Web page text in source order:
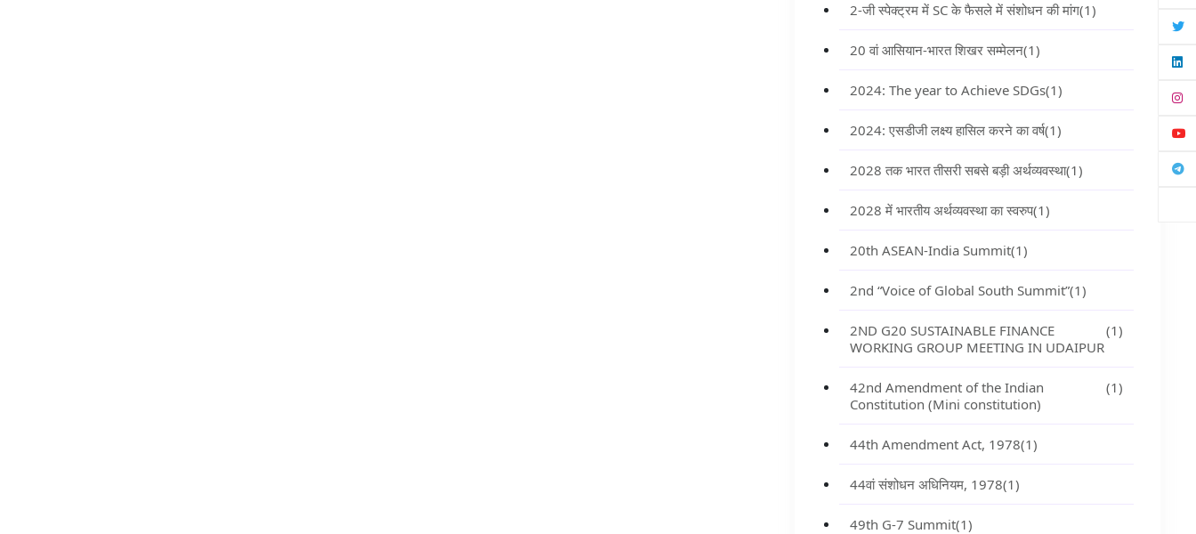
2-जी स्पेक्ट्रम में SC के फैसले में संशोधन की मांग(1)
20 वां आसियान-भारत शिखर सम्मेलन(1)
2024: The year to Achieve SDGs(1)
2024: एसडीजी लक्ष्य हासिल करने का वर्ष(1)
2028 तक भारत तीसरी सबसे बड़ी अर्थव्यवस्था(1)
2028 में भारतीय अर्थव्यवस्था का स्वरुप(1)
20th ASEAN-India Summit(1)
2nd “Voice of Global South Summit”(1)
2ND G20 SUSTAINABLE FINANCE
WORKING GROUP MEETING IN UDAIPUR
(1)
42nd Amendment of the Indian
Constitution (Mini constitution)
(1)
44th Amendment Act, 1978(1)
44वां संशोधन अधिनियम, 1978(1)
49th G-7 Summit(1)